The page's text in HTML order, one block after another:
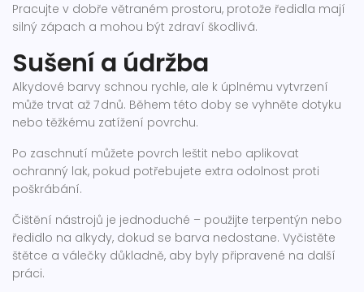
Pracujte v dobře větraném prostoru, protože ředidla mají
silný zápach a mohou být zdraví škodlivá.
Sušení a údržba
Alkydové barvy schnou rychle, ale k úplnému vytvrzení
může trvat až 7 dnů. Během této doby se vyhněte dotyku
nebo těžkému zatížení povrchu.
Po zaschnutí můžete povrch leštit nebo aplikovat
ochranný lak, pokud potřebujete extra odolnost proti
poškrábání.
Čištění nástrojů je jednoduché – použijte terpentýn nebo
ředidlo na alkydy, dokud se barva nedostane. Vyčistěte
štětce a válečky důkladně, aby byly připravené na další
práci.